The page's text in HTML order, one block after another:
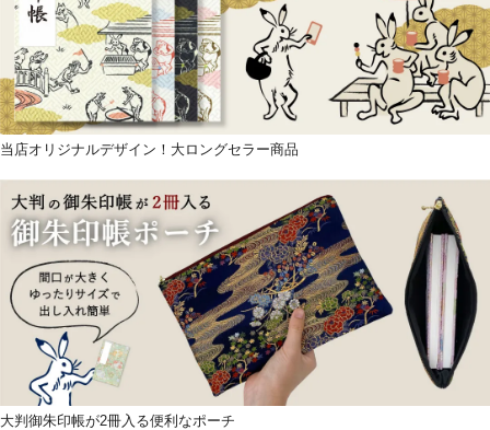
当店オリジナルデザイン！大ロングセラー商品
大判御朱印帳が2冊入る便利なポーチ